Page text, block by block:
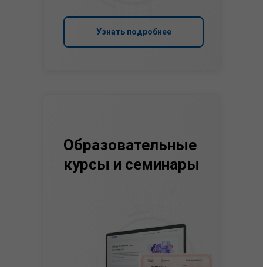
Узнать подробнее
Образовательные
курсы и семинары